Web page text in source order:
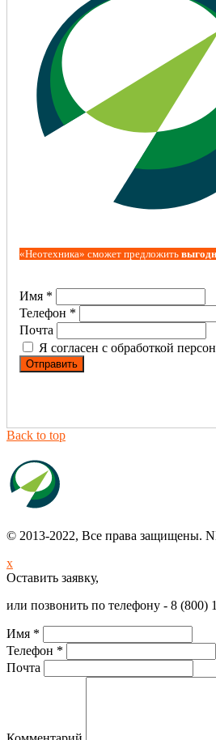
«Неотехника» сможет предложить
Имя *
Телефон *
Почта
Я согласен с обработкой
Back to top
© 2013-2022, Все права защищены.
x
Оставить заявку,
или позвонить по телефону - 8 (800)
Имя *
Телефон *
Почта